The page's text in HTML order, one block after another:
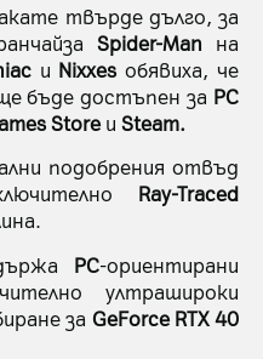
твърде дълго, за
Spider-Man на
и Nixxes обявиха, че
бъде достъпен за PC
Store и Steam.
подобрения отвъд
Ray-Traced
PC-ориентирани
ултрашироки
за GeForce RTX 40